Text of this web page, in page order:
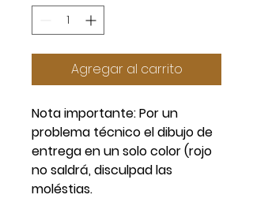
Agregar al carrito
Nota importante: Por un
problema técnico el dibujo de
entrega en un solo color (rojo
no saldrá, disculpad las
moléstias.